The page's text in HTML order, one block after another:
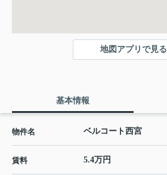
地図アプリで見る
基本情報
物件名 ベルコート西宮
賃料 5.4万円